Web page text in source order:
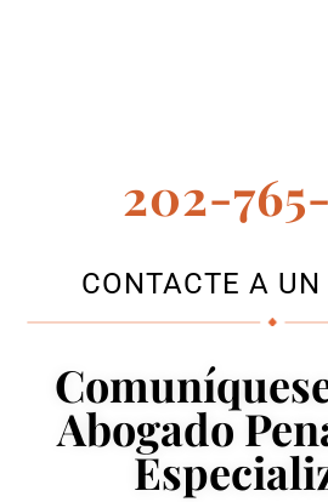
202-
CONTACTE A UN
Abogado